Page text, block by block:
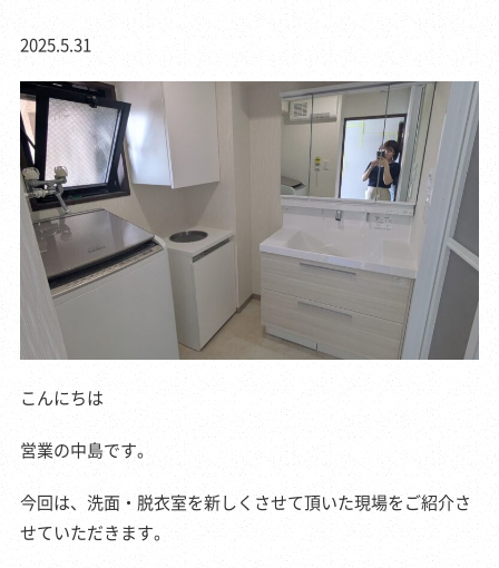
2025.5.31
こんにちは
営業の中島です。
今回は、洗面・脱衣室を新しくさせて頂いた現場をご紹介さ
せていただきます。